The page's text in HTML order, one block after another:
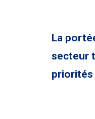
La
secteur
priorités